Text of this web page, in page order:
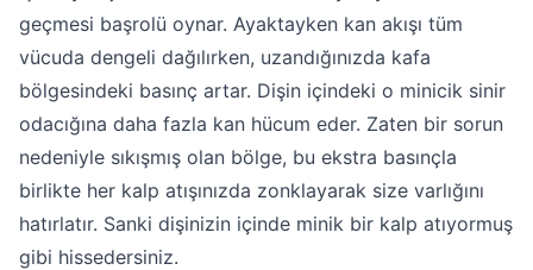
geçmesi başrolü oynar. Ayaktayken kan akışı tüm
vücuda dengeli dağılırken, uzandığınızda kafa
bölgesindeki basınç artar. Dişin içindeki o minicik sinir
odacığına daha fazla kan hücum eder. Zaten bir sorun
nedeniyle sıkışmış olan bölge, bu ekstra basınçla
birlikte her kalp atışınızda zonklayarak size varlığını
hatırlatır. Sanki dişinizin içinde minik bir kalp atıyormuş
gibi hissedersiniz.